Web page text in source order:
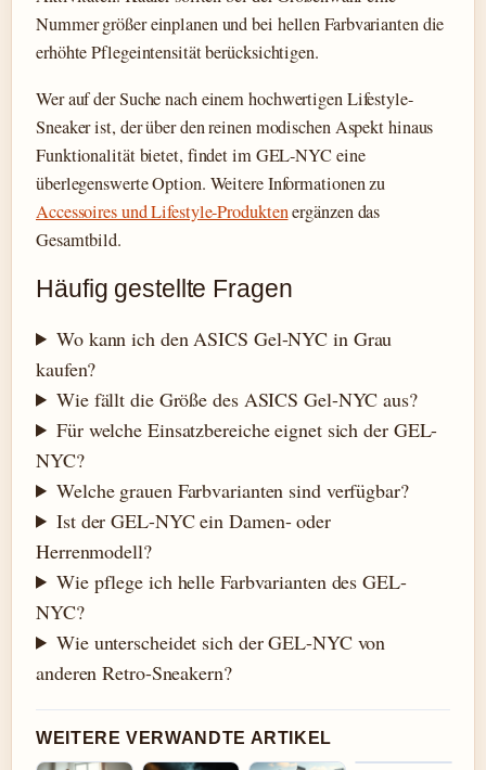
Nummer größer einplanen und bei hellen Farbvarianten die
erhöhte Pflegeintensität berücksichtigen.
Wer auf der Suche nach einem hochwertigen Lifestyle-
Sneaker ist, der über den reinen modischen Aspekt hinaus
Funktionalität bietet, findet im GEL-NYC eine
überlegenswerte Option. Weitere Informationen zu
Accessoires und Lifestyle-Produktenergänzen das
Gesamtbild.
Häufig gestellte Fragen
Wo kann ich den ASICS Gel-NYC in Grau
kaufen?
Wie fällt die Größe des ASICS Gel-NYC aus?
Für welche Einsatzbereiche eignet sich der GEL-
NYC?
Welche grauen Farbvarianten sind verfügbar?
Ist der GEL-NYC ein Damen- oder
Herrenmodell?
Wie pflege ich helle Farbvarianten des GEL-
NYC?
Wie unterscheidet sich der GEL-NYC von
anderen Retro-Sneakern?
WEITERE VERWANDTE ARTIKEL